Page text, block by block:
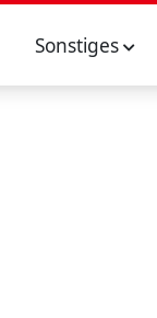
Sonstiges